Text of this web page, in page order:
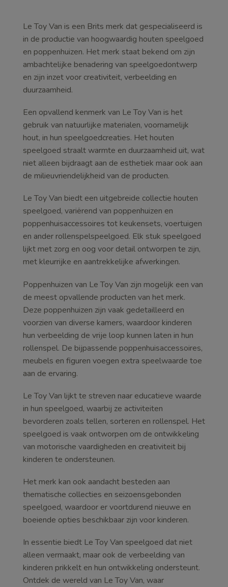
Le Toy Van is een Brits merk dat gespecialiseerd is
in de productie van hoogwaardig houten speelgoed
en poppenhuizen. Het merk staat bekend om zijn
ambachtelijke benadering van speelgoedontwerp
en zijn inzet voor creativiteit, verbeelding en
duurzaamheid.
Een opvallend kenmerk van Le Toy Van is het
gebruik van natuurlijke materialen, voornamelijk
hout, in hun speelgoedcreaties. Het houten
speelgoed straalt warmte en duurzaamheid uit, wat
niet alleen bijdraagt aan de esthetiek maar ook aan
de milieuvriendelijkheid van de producten.
Le Toy Van biedt een uitgebreide collectie houten
speelgoed, variërend van poppenhuizen en
poppenhuisaccessoires tot keukensets, voertuigen
en ander rollenspelspeelgoed. Elk stuk speelgoed
lijkt met zorg en oog voor detail ontworpen te zijn,
met kleurrijke en aantrekkelijke afwerkingen.
Poppenhuizen van Le Toy Van zijn mogelijk een van
de meest opvallende producten van het merk.
Deze poppenhuizen zijn vaak gedetailleerd en
voorzien van diverse kamers, waardoor kinderen
hun verbeelding de vrije loop kunnen laten in hun
rollenspel. De bijpassende poppenhuisaccessoires,
meubels en figuren voegen extra speelwaarde toe
aan de ervaring.
Le Toy Van lijkt te streven naar educatieve waarde
in hun speelgoed, waarbij ze activiteiten
bevorderen zoals tellen, sorteren en rollenspel. Het
speelgoed is vaak ontworpen om de ontwikkeling
van motorische vaardigheden en creativiteit bij
kinderen te ondersteunen.
Het merk kan ook aandacht besteden aan
thematische collecties en seizoensgebonden
speelgoed, waardoor er voortdurend nieuwe en
boeiende opties beschikbaar zijn voor kinderen.
In essentie biedt Le Toy Van speelgoed dat niet
alleen vermaakt, maar ook de verbeelding van
kinderen prikkelt en hun ontwikkeling ondersteunt.
Ontdek de wereld van Le Toy Van, waar